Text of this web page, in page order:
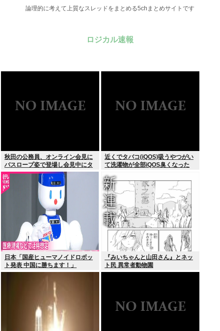
論理的に考えて上質なスレッドをまとめる5chまとめサイトです
ロジカル速報
秋田の公務員、オンライン会見に
バスローブ姿で登場し会見中にタ
バコを吸う←あのさあ！
近くでタバコ(iQOS)吸うやつがい
て洗濯物が全部iQOS臭くなった
日本「国産ヒューマノイドロボッ
ト発表 中国に勝ちます！」
youtubeで1万いいね
『みいちゃんと山田さん』とネッ
ト民 異常者動物園